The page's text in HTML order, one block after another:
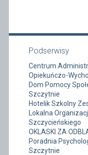
Podserwisy
Centrum
Opiekuńczo-
Dom Pomocy
Szczytnie
Hotelik Szkolny
Lokalna
Szczycieńskiego
OKLASKI ZA
Poradnia
Szczytnie